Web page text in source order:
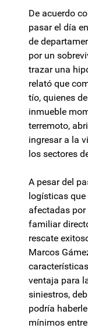
De acuerdo
pasar el día
de
por un
trazar una
relató que
tío, quienes
inmueble
terremoto,
ingresar a la
los sectores
A pesar del
logísticas
afectadas
familiar
rescate
Marcos
ventaja para
siniestros,
podría
mínimos